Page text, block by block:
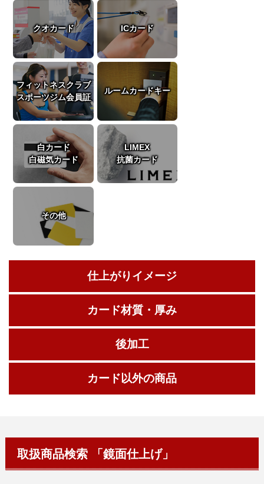
クオカード ICカード
フィットネスクラブ
スポーツジム会員証
ルームカードキー
白カード
白磁気カード
LIMEX
抗菌カード
その他
仕上がりイメージ
カード材質・厚み
後加工
カード以外の商品
取扱商品検索 「鏡面仕上げ」